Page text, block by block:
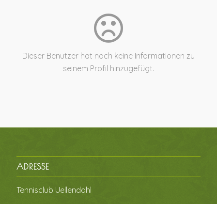
Dieser Benutzer hat noch keine Informationen zu
seinem Profil hinzugefügt.
ADRESSE
Tennisclub Uellendahl